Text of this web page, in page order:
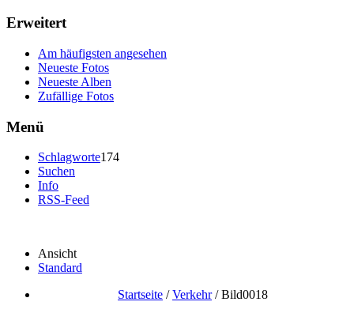
Erweitert
Am häufigsten angesehen
Neueste Fotos
Neueste Alben
Zufällige Fotos
Menü
Schlagworte174
Suchen
Info
RSS-Feed
Ansicht
Standard
Startseite /Verkehr/Bild0018